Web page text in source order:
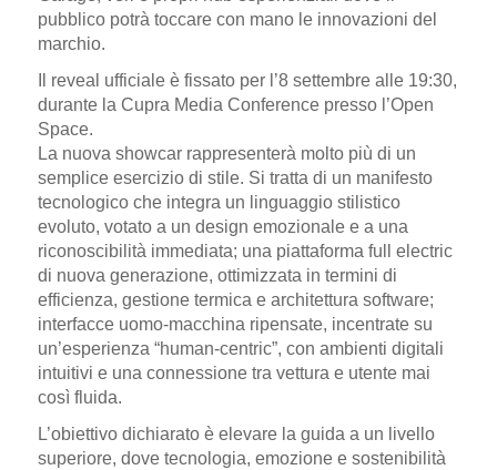
pubblico potrà toccare con mano le innovazioni del
marchio.
Il reveal ufficiale è fissato per l’8 settembre alle 19:30,
durante la Cupra Media Conferencepresso l’Open
Space.
La nuova showcar rappresenterà molto più di un
semplice esercizio di stile. Si tratta di un manifesto
tecnologico che integra un linguaggio stilistico
evoluto, votato a un design emozionale e a una
riconoscibilità immediata; una piattaforma full electric
di nuova generazione, ottimizzata in termini di
efficienza, gestione termica e architettura software;
interfacce uomo-macchina ripensate, incentrate su
un’esperienza “human-centric”, con ambienti digitali
intuitivi e una connessione tra vettura e utente mai
così fluida.
L’obiettivo dichiarato è elevare la guida a un livello
superiore, dove tecnologia, emozione e sostenibilità